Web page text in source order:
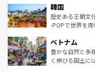
はコンテンツ一覧
いる。アクティ
ビング、ハイキ
い。オーストラ
参照してほしい。
ン）、静ひつな
と山間の静けさ
驚きをもたらし
容にもいいと評
が
照してほしい。
韓国
歴史ある王朝文
-POPで世界を
き、地方に足を
できる。そして
まで、さまざま
ベトナム
豊かな自然と多
く伸びる国土に